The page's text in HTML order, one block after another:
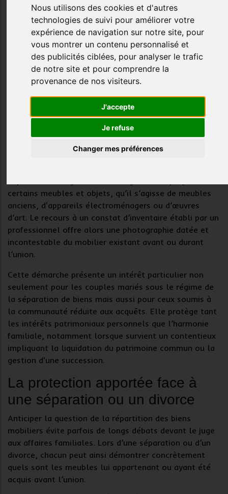
Nous utilisons des cookies et d'autres
technologies de suivi pour améliorer votre
expérience de navigation sur notre site, pour
vous montrer un contenu personnalisé et
des publicités ciblées, pour analyser le trafic
de notre site et pour comprendre la
provenance de nos visiteurs.
J'accepte
Je refuse
Changer mes préférences
de clarifier la propriété des meubles et objets présents
domicile conjugal. Cette démarche vise à sécuriser
les droits de chaque époux, prévenir les conflits futurs
en cas de séparation, divorce ou succession, et garantir
la constitution d’unepreuve légale solide.
Publié le 27 août 2025, mis à jour le 22 novembre 2025
À quoi sert un constat
d'inventaire mobilier pour un
mariage ?
certains meubles et objets, qu’il s’agisse de meubles
anciens, d'appareils électroménagers ou d’œuvres
d’art. Le recours à un constat d’inventaire établi par un
professionnel offre alors une photographie datée et
incontestable du mobilier existant avant ou durant
l’union.
Cette démarche présente un intérêt particulier non
seulement pour les couples mariés sous le régime de
la séparation de biens mais aussi pour ceux soumis à
la communauté réduite aux acquêts. Elle protège tant
les intérêts patrimoniaux personnels que l’harmonie
familiale, notamment lorsque survient un contentieux
impliquant la liquidation du patrimoine commun ou la
gestion d'une succession.
La protection apportée face à
une séparation ou un divorce
Anticiper la question de la répartition des biens
mobiliers évite parfois de longs débats devant le juge
aux affaires familiales. Lors d’une séparation ou d’un
divorce, chacun peut ainsi démontrer concrètement
quels sont les meubles lui appartenant ou ayant été
acquis avant l’union.